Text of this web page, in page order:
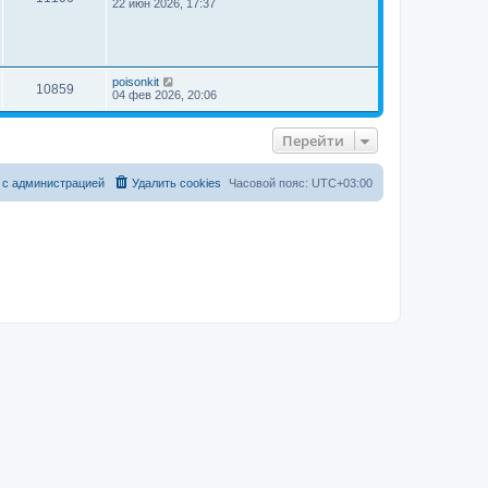
е
о
щ
е
22 июн 2026, 17:37
10859
poisonkit
04 фев 2026, 20:06
Перейти
Часовой пояс: UTC+03:00
Удалить cookies
администрацией